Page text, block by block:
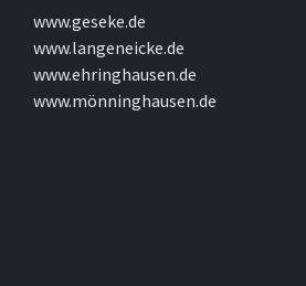
www.geseke.de
www.langeneicke.de
www.ehringhausen.de
www.mönninghausen.de